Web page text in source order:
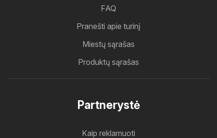
FAQ
Pranešti apie turinį
Miestų sąrašas
Produktų sąrašas
Partnerystė
Kaip reklamuoti